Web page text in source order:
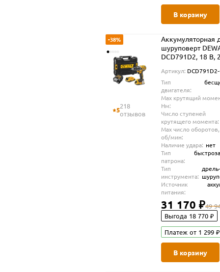
В корзину
-38%
5218
отзывов
Аккумуляторная
шуруповерт
DCD791D2, 18 В,
ЗУ, в кейсе TSTAK
(DCD791D2-QW)
Артикул:
Тип
двигателя:
Max крутящий
Нм:
Число ступеней
крутящего момента:
Max число оборотов,
об/мин:
Наличие удара: нет
Тип
патрона:
Тип
инструмента:
дрель-
Источник
питания:
31 170 ₽49
Выгода 18 770 ₽
Платеж от 1 299 ₽
В корзину